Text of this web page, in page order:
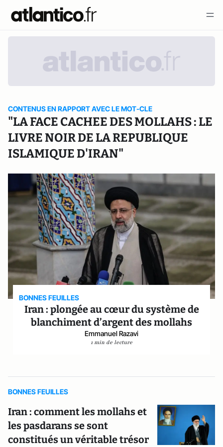
CONTENUS EN RAPPORT AVEC LE MOT-CLE
"LA FACE CACHEE DES MOLLAHS : LE
LIVRE NOIR DE LA REPUBLIQUE
ISLAMIQUE D'IRAN"
BONNES FEUILLES
Iran : plongée au cœur du système de
blanchiment d’argent des mollahs
Emmanuel Razavi
1 min de lecture
BONNES FEUILLES
Iran : comment les mollahs et
les pasdarans se sont
constitués un véritable trésor